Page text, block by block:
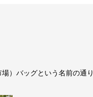
）バッグという名前の通り